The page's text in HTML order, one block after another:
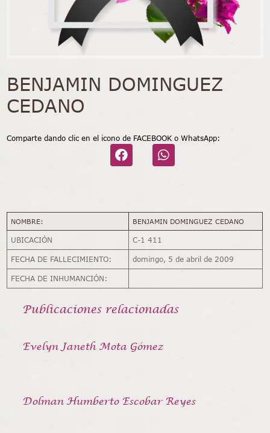
BENJAMIN DOMINGUEZ
CEDANO
Comparte dando clic en el icono de FACEBOOK o WhatsApp:
NOMBRE: BENJAMIN DOMINGUEZ CEDANO
UBICACIÓN C-1 411
FECHA DE FALLECIMIENTO: domingo, 5 de abril de 2009
FECHA DE INHUMANCIÓN:
Publicaciones relacionadas
Evelyn Janeth Mota Gómez
Dolman Humberto Escobar Reyes